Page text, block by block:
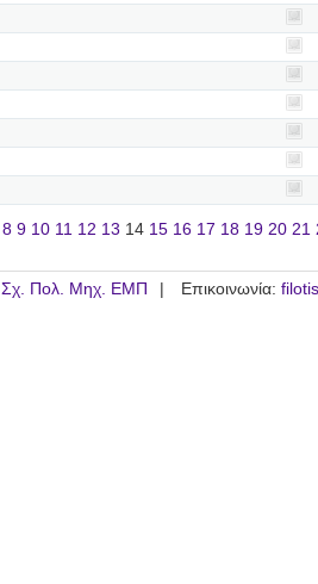
8 9 10 11 12 13 14 15 16 17 18 19 20 21
Σχ. Πολ. Μηχ. ΕΜΠ Επικοινωνία: